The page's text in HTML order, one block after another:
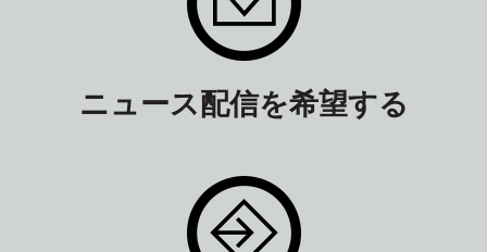
ニュース配信を希望する